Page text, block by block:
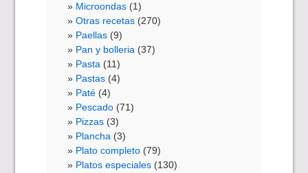
Microondas (1)
Otras recetas (270)
Paellas (9)
Pan y bolleria (37)
Pasta (11)
Pastas (4)
Paté (4)
Pescado (71)
Pizzas (3)
Plancha (3)
Plato completo (79)
Platos especiales (130)